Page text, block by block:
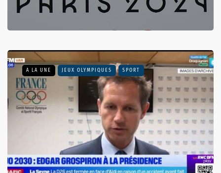
A LA UNE JEUX OLYMPIQUES SPORT